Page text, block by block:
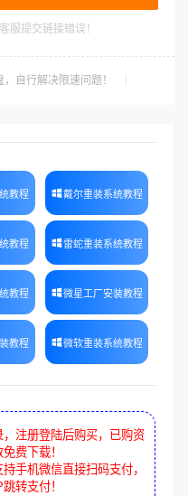
服提交链接错误！
自行解决限速问题！
教程 戴尔重装系统教程
教程 雷蛇重装系统教程
教程 微星工厂安装教程
教程 微软重装系统教程
注册登陆后购买，已购资
费下载！
手机微信直接扫码支付，
转支付！